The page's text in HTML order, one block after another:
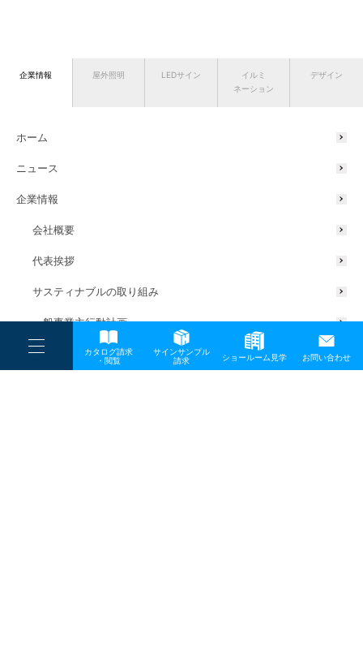
----
----
-
カタログ請求
・閲覧
サインサンプル
請求
ショールーム見学 お問い合わせ
企業情報 屋外照明 LEDサイン
イルミ
ネーション
デザイン
ホーム
ニュース
企業情報
会社概要
代表挨拶
サスティナブルの取り組み
一般事業主行動計画